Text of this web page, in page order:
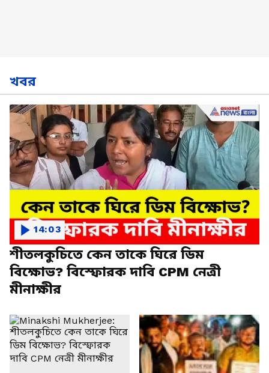
খবর
শীতলকুচিতে কেন তাকে ঘিরে ডিম
বিক্ষোভ? বিস্ফোরক দাবি CPM নেত্রী
মীনাক্ষীর
14:03